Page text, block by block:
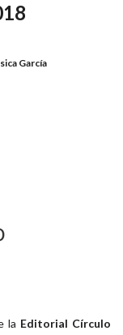
García
la Editorial Círculo